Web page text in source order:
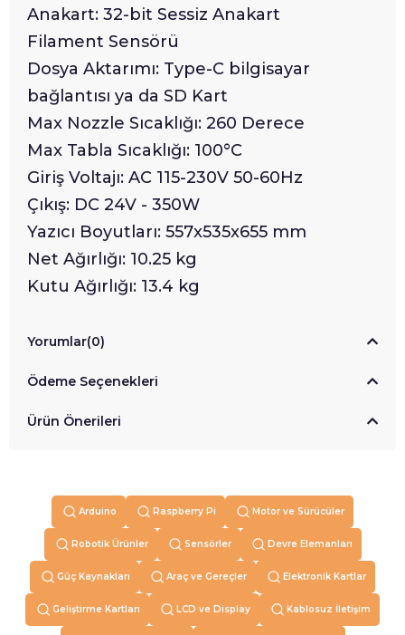
Anakart: 32-bit Sessiz Anakart
Filament Sensörü
Dosya Aktarımı: Type-C bilgisayar
bağlantısı ya da SD Kart
Max Nozzle Sıcaklığı: 260 Derece
Max Tabla Sıcaklığı: 100°C
Giriş Voltajı: AC 115-230V 50-60Hz
Çıkış: DC 24V - 350W
Yazıcı Boyutları: 557x535x655 mm
Net Ağırlığı: 10.25 kg
Kutu Ağırlığı: 13.4 kg
Yorumlar(0)
Ödeme Seçenekleri
Ürün Önerileri
Arduino Raspberry Pi Motor ve Sürücüler
Robotik Ürünler Sensörler Devre Elemanları
Güç Kaynakları Araç ve Gereçler Elektronik Kartlar
Geliştirme Kartları LCD ve Display Kablosuz İletişim